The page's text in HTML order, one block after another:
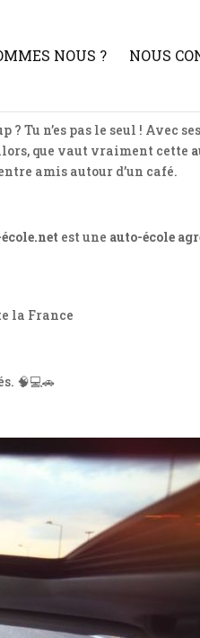
NOUS ? NOUS
Tu n’es pas le seul ! Avec
que vaut vraiment cette
amis autour d’un café.
est une auto-école
la France
🧠💻🚗